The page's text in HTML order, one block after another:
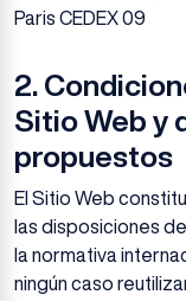
Paris CEDEX 09
2.
Sitio Web y
propuestos
El Sitio Web
las disposiciones
la normativa
ningún caso